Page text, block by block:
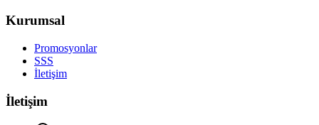
Kurumsal
Promosyonlar
SSS
İletişim
İletişim